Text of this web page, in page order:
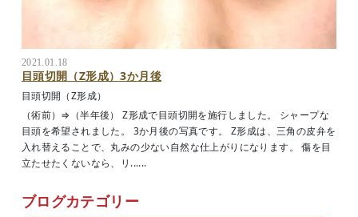
2021.01.18
目頭切開（Z形成）3か月後
目頭切開（Z形成）
（術前）⇒（半年後） Z形成で目頭切開を施行しました。 シャープな
目頭を希望されました。 3か月後の写真です。 Z形成は、三角の皮弁を
入れ替えることで、丸みの少ない自然な仕上がりになります。 傷を目
立たせたくないなら、リ......
ブログカテゴリー